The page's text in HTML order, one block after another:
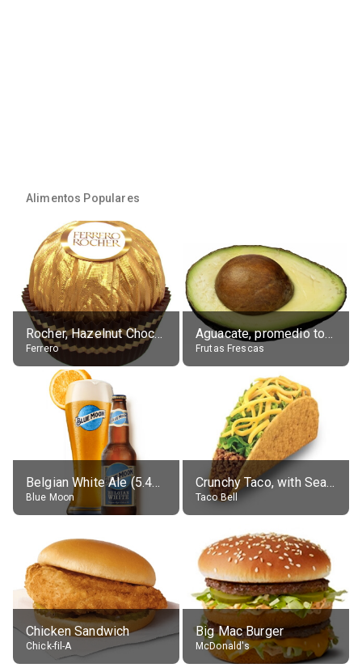
Alimentos Populares
Rocher, Hazelnut Chocolate Ball
Ferrero
Aguacate, promedio todos variedades, crudo
Frutas Frescas
Belgian White Ale (5.4% alc.)
Blue Moon
Crunchy Taco, with Seasoned Beef
Taco Bell
Chicken Sandwich
Chick-fil-A
Big Mac Burger
McDonald's